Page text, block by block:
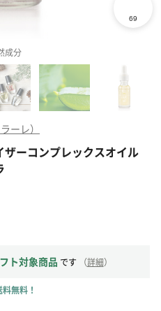
成分
ーレ）
ーコンプレックスオイル
ト対象商品 です （詳細）
料無料！